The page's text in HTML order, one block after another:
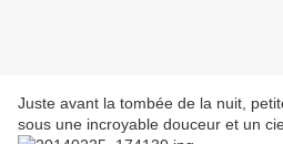
Juste avant la tombée de la nuit,
sous une incroyable douceur et un